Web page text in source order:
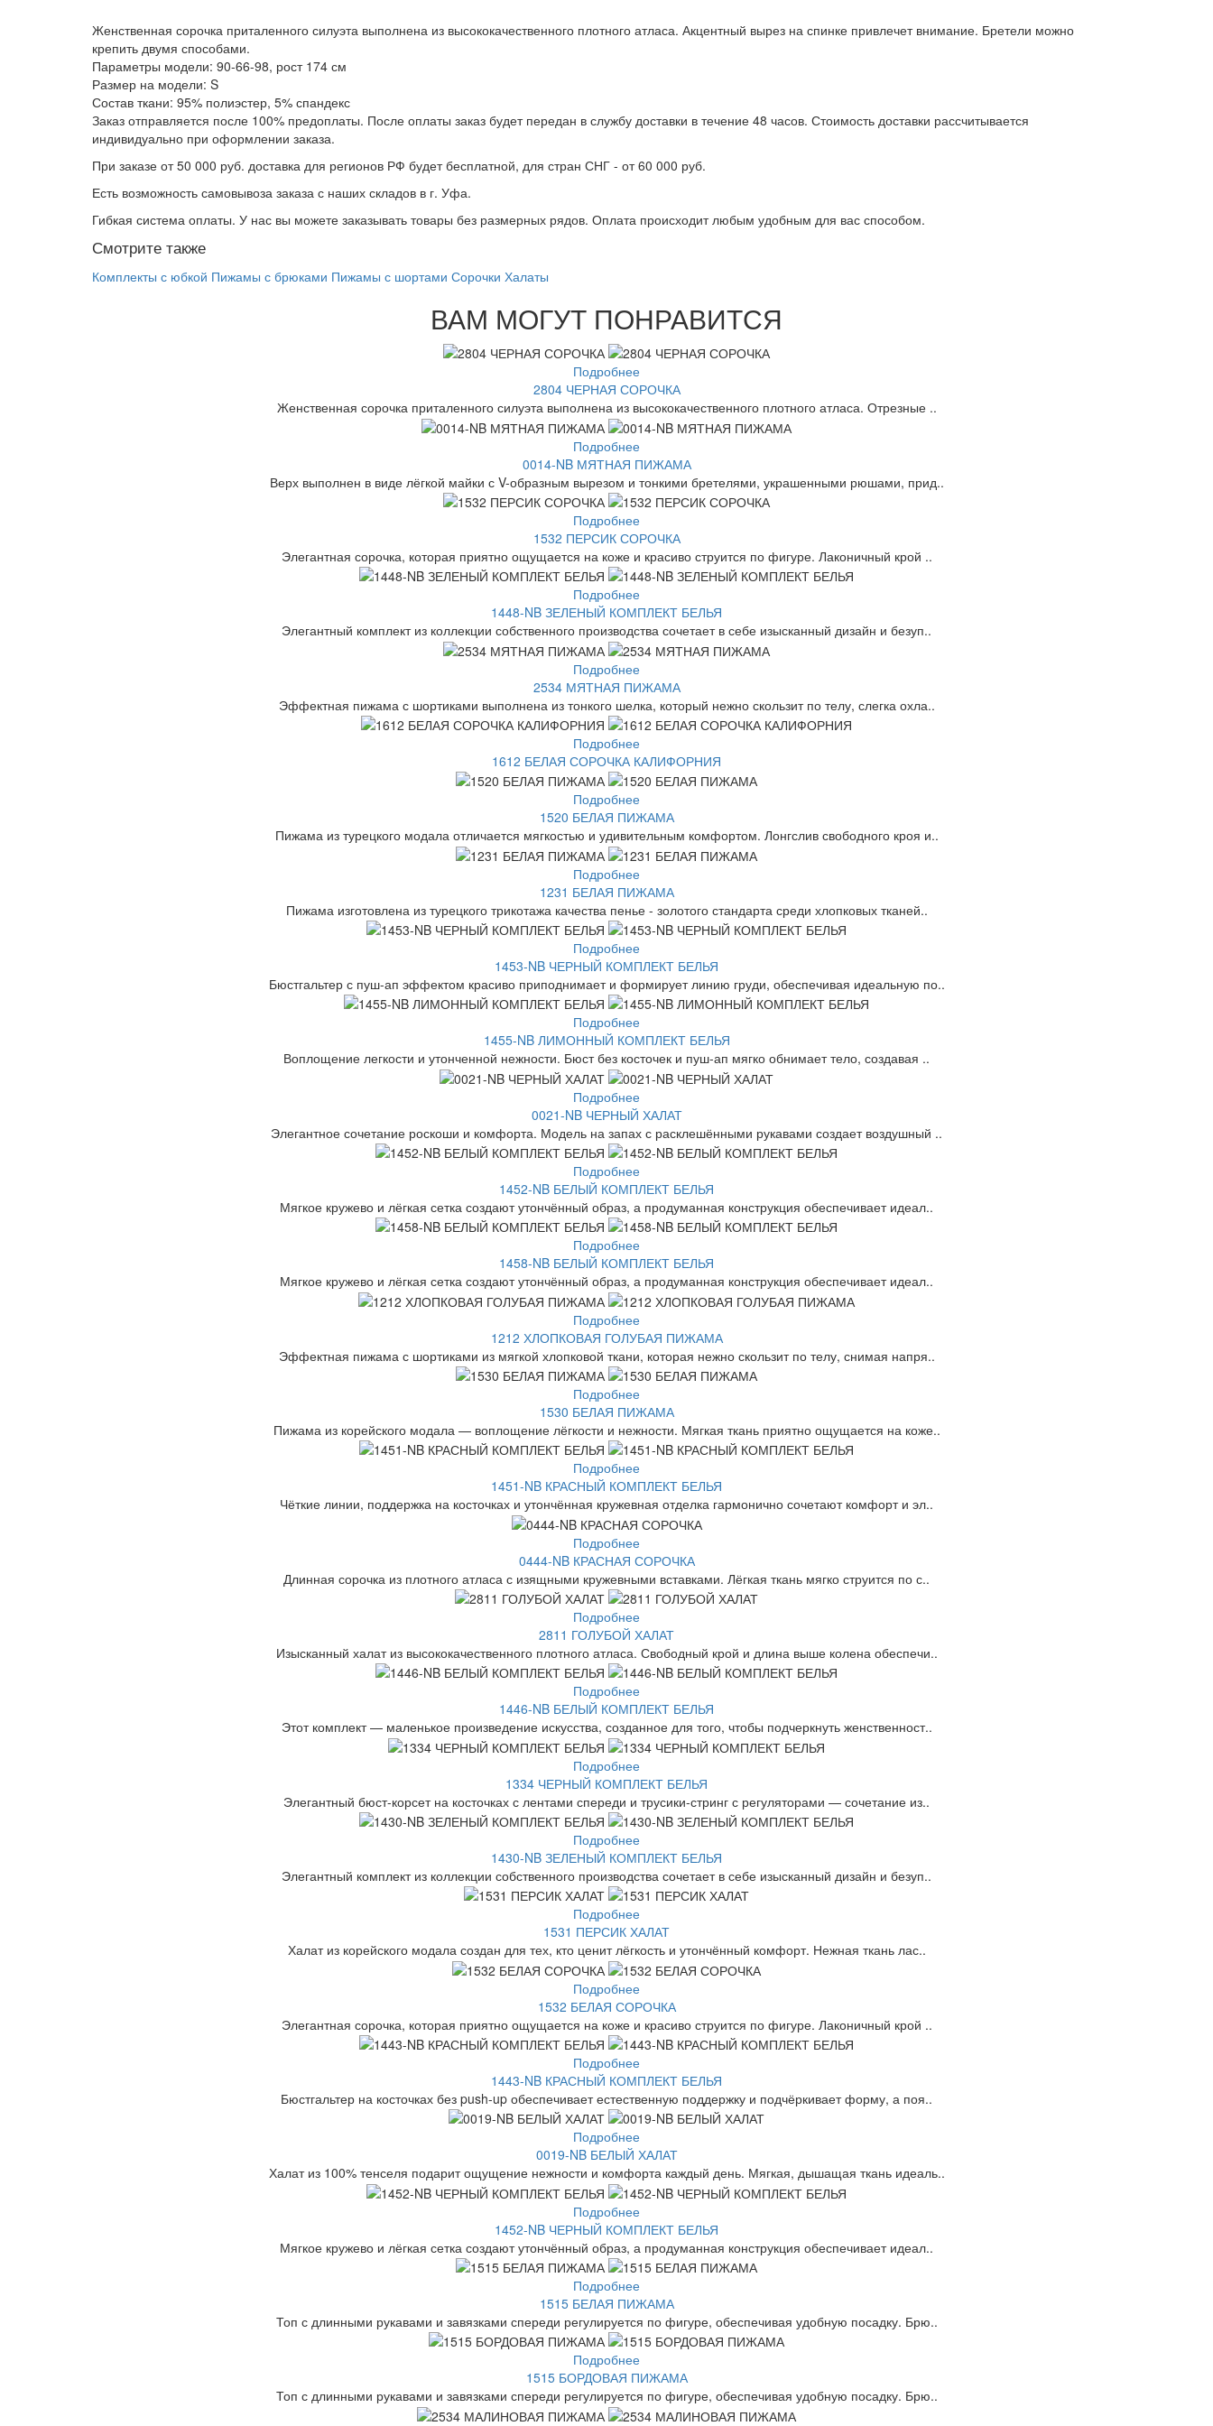
Женственная сорочка приталенного силуэта выполнена из высококачественного плотного атласа. Акцентный вырез на спинке привлечет внимание. Бретели можно
крепить двумя способами.
Параметры модели: 90-66-98, рост 174 см
Размер на модели: S
Состав ткани: 95% полиэстер, 5% спандекс
Заказ отправляется после 100% предоплаты. После оплаты заказ будет передан в службу доставки в течение 48 часов. Стоимость доставки рассчитывается
индивидуально при оформлении заказа.
При заказе от 50 000 руб. доставка для регионов РФ будет бесплатной, для стран СНГ - от 60 000 руб.
Есть возможность самовывоза заказа с наших складов в г. Уфа.
Гибкая система оплаты. У нас вы можете заказывать товары без размерных рядов. Оплата происходит любым удобным для вас способом.
Смотрите также
Комплекты с юбкой Пижамы с брюками Пижамы с шортами Сорочки Халаты
ВАМ МОГУТ ПОНРАВИТСЯ
Подробнее
2804 ЧЕРНАЯ СОРОЧКА
Женственная сорочка приталенного силуэта выполнена из высококачественного плотного атласа. Отрезные ..
Подробнее
0014-NB МЯТНАЯ ПИЖАМА
Верх выполнен в виде лёгкой майки с V-образным вырезом и тонкими бретелями, украшенными рюшами, прид..
Подробнее
1532 ПЕРСИК СОРОЧКА
Элегантная сорочка, которая приятно ощущается на коже и красиво струится по фигуре. Лаконичный крой ..
Подробнее
1448-NB ЗЕЛЕНЫЙ КОМПЛЕКТ БЕЛЬЯ
Элегантный комплект из коллекции собственного производства сочетает в себе изысканный дизайн и безуп..
Подробнее
2534 МЯТНАЯ ПИЖАМА
Эффектная пижама с шортиками выполнена из тонкого шелка, который нежно скользит по телу, слегка охла..
Подробнее
1612 БЕЛАЯ СОРОЧКА КАЛИФОРНИЯ
Подробнее
1520 БЕЛАЯ ПИЖАМА
Пижама из турецкого модала отличается мягкостью и удивительным комфортом. Лонгслив свободного кроя и..
Подробнее
1231 БЕЛАЯ ПИЖАМА
Пижама изготовлена из турецкого трикотажа качества пенье - золотого стандарта среди хлопковых тканей..
Подробнее
1453-NB ЧЕРНЫЙ КОМПЛЕКТ БЕЛЬЯ
Бюстгальтер с пуш-ап эффектом красиво приподнимает и формирует линию груди, обеспечивая идеальную по..
Подробнее
1455-NB ЛИМОННЫЙ КОМПЛЕКТ БЕЛЬЯ
Воплощение легкости и утонченной нежности. Бюст без косточек и пуш-ап мягко обнимает тело, создавая ..
Подробнее
0021-NB ЧЕРНЫЙ ХАЛАТ
Элегантное сочетание роскоши и комфорта. Модель на запах с расклешёнными рукавами создает воздушный ..
Подробнее
1452-NB БЕЛЫЙ КОМПЛЕКТ БЕЛЬЯ
Мягкое кружево и лёгкая сетка создают утончённый образ, а продуманная конструкция обеспечивает идеал..
Подробнее
1458-NB БЕЛЫЙ КОМПЛЕКТ БЕЛЬЯ
Мягкое кружево и лёгкая сетка создают утончённый образ, а продуманная конструкция обеспечивает идеал..
Подробнее
1212 ХЛОПКОВАЯ ГОЛУБАЯ ПИЖАМА
Эффектная пижама с шортиками из мягкой хлопковой ткани, которая нежно скользит по телу, снимая напря..
Подробнее
1530 БЕЛАЯ ПИЖАМА
Пижама из корейского модала — воплощение лёгкости и нежности. Мягкая ткань приятно ощущается на коже..
Подробнее
1451-NB КРАСНЫЙ КОМПЛЕКТ БЕЛЬЯ
Чёткие линии, поддержка на косточках и утончённая кружевная отделка гармонично сочетают комфорт и эл..
Подробнее
0444-NB КРАСНАЯ СОРОЧКА
Длинная сорочка из плотного атласа с изящными кружевными вставками. Лёгкая ткань мягко струится по с..
Подробнее
2811 ГОЛУБОЙ ХАЛАТ
Изысканный халат из высококачественного плотного атласа. Свободный крой и длина выше колена обеспечи..
Подробнее
1446-NB БЕЛЫЙ КОМПЛЕКТ БЕЛЬЯ
Этот комплект — маленькое произведение искусства, созданное для того, чтобы подчеркнуть женственност..
Подробнее
1334 ЧЕРНЫЙ КОМПЛЕКТ БЕЛЬЯ
Элегантный бюст-корсет на косточках с лентами спереди и трусики-стринг с регуляторами — сочетание из..
Подробнее
1430-NB ЗЕЛЕНЫЙ КОМПЛЕКТ БЕЛЬЯ
Элегантный комплект из коллекции собственного производства сочетает в себе изысканный дизайн и безуп..
Подробнее
1531 ПЕРСИК ХАЛАТ
Халат из корейского модала создан для тех, кто ценит лёгкость и утончённый комфорт. Нежная ткань лас..
Подробнее
1532 БЕЛАЯ СОРОЧКА
Элегантная сорочка, которая приятно ощущается на коже и красиво струится по фигуре. Лаконичный крой ..
Подробнее
1443-NB КРАСНЫЙ КОМПЛЕКТ БЕЛЬЯ
Бюстгальтер на косточках без push-up обеспечивает естественную поддержку и подчёркивает форму, а поя..
Подробнее
0019-NB БЕЛЫЙ ХАЛАТ
Халат из 100% тенселя подарит ощущение нежности и комфорта каждый день. Мягкая, дышащая ткань идеаль..
Подробнее
1452-NB ЧЕРНЫЙ КОМПЛЕКТ БЕЛЬЯ
Мягкое кружево и лёгкая сетка создают утончённый образ, а продуманная конструкция обеспечивает идеал..
Подробнее
1515 БЕЛАЯ ПИЖАМА
Топ с длинными рукавами и завязками спереди регулируется по фигуре, обеспечивая удобную посадку. Брю..
Подробнее
1515 БОРДОВАЯ ПИЖАМА
Топ с длинными рукавами и завязками спереди регулируется по фигуре, обеспечивая удобную посадку. Брю..